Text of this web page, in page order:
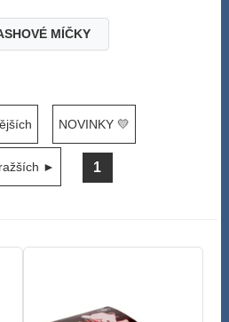
MÍČKY
NOVINKY 💛
► 1